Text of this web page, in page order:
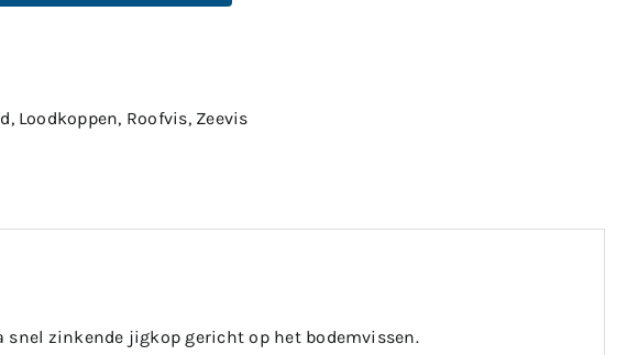
, Loodkoppen, Roofvis, Zeevis
snel zinkende jigkop gericht op het bodemvissen.